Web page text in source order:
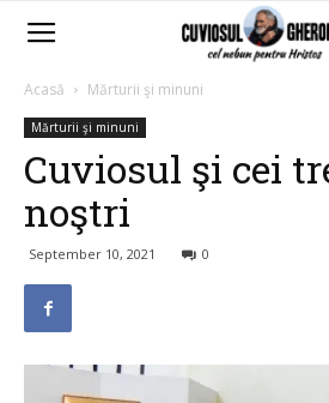
Acasă Mărturii şi minuni
Mărturii şi minuni
Cuviosul şi cei
noştri
September 10, 2021 0